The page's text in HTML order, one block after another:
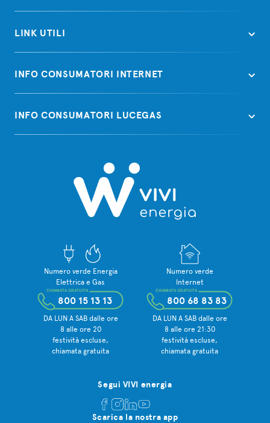
LINK UTILI
INFO CONSUMATORI INTERNET
INFO CONSUMATORI LUCEGAS
Numero verde Energia
Elettrica e Gas
800 15 13 13
CHIAMATA GRATUITA
DA LUN A SAB dalle ore
8 alle ore 20
festività escluse,
chiamata gratuita
Numero verde
Internet
800 68 83 83
CHIAMATA GRATUITA
DA LUN A SAB dalle ore
8 alle ore 21:30
festività escluse,
chiamata gratuita
Segui VIVI energia
Scarica la nostra app